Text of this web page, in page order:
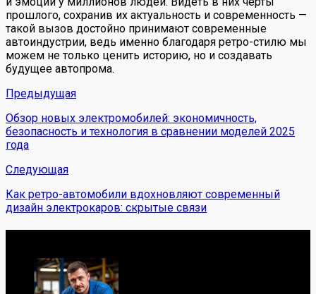
прошлого, сохранив их актуальность и современность —
такой вызов достойно принимают современные
автоиндустрии, ведь именно благодаря ретро-стилю мы
можем не только ценить историю, но и создавать
будущее автопрома.
Предыдущая
Обзор новых электромобилей: экономичность,
безопасность и технология в сравнении моделей 2025
года
Следующая
Как ретро-автомобили вдохновляют современный
дизайн электрокаров: скрытые связи